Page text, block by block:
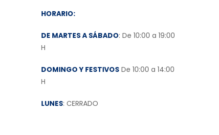
HORARIO:
DE MARTES A SÁBADO: De 10:00 a 19:00
H
DOMINGO Y FESTIVOS De 10:00 a 14:00
H
LUNES: CERRADO